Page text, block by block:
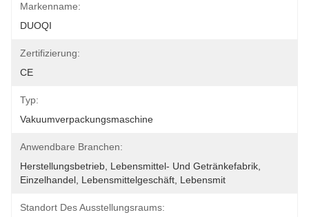
Markenname:
DUOQI
Zertifizierung:
CE
Typ:
Vakuumverpackungsmaschine
Anwendbare Branchen:
Herstellungsbetrieb, Lebensmittel- Und Getränkefabrik,
Einzelhandel, Lebensmittelgeschäft, Lebensmit
Standort Des Ausstellungsraums: